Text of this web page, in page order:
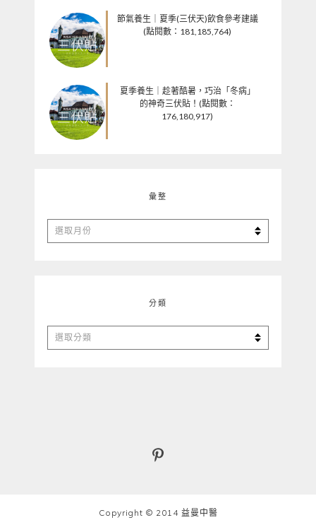
節氣養生｜夏季(三伏天)飲食參考建議
(點閱數：181,185,764)
夏季養生｜趁著酷暑，巧治「冬病」
的神奇三伏貼！(點閱數：
176,180,917)
彙整
彙
整
分類
分
類
Copyright © 2014 益曼中醫